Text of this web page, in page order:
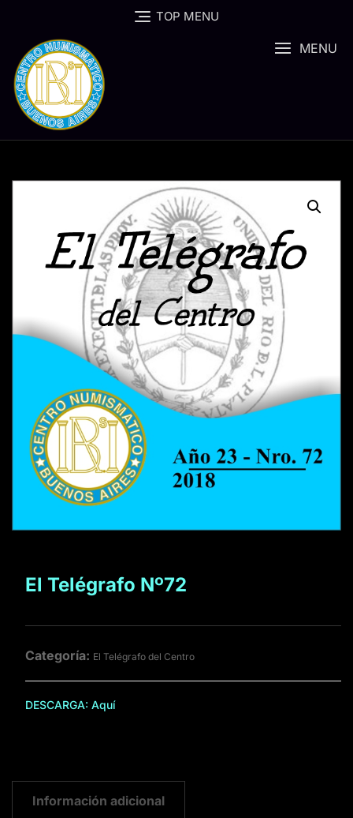
content
TOP MENU
MENU
El Telégrafo Nº72
Categoría: El Telégrafo del Centro
DESCARGA: Aquí
Información adicional